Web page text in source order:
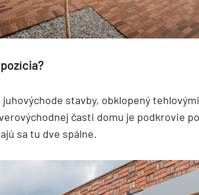
juhovýchode stavby, obklopený
časti domu je podkrovie
sa tu dve spálne.